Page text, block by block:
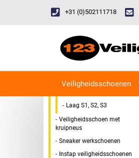
+31 (0)502111718
Veiligheidsschoenen
Categorieen
Veiligheidsschoen Hoog &
Laag
Laag S1, S2, S3
Veiligheidsschoen met
kruipneus
Sneaker werkschoenen
Instap veiligheidsschoenen